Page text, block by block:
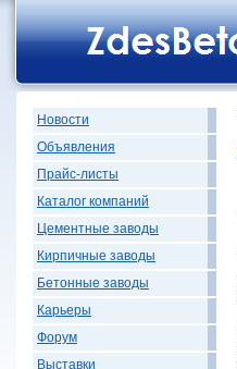
Новости
Объявления
Прайс-листы
Каталог компаний
Цементные заводы
Кирпичные заводы
Бетонные заводы
Карьеры
Форум
Выставки